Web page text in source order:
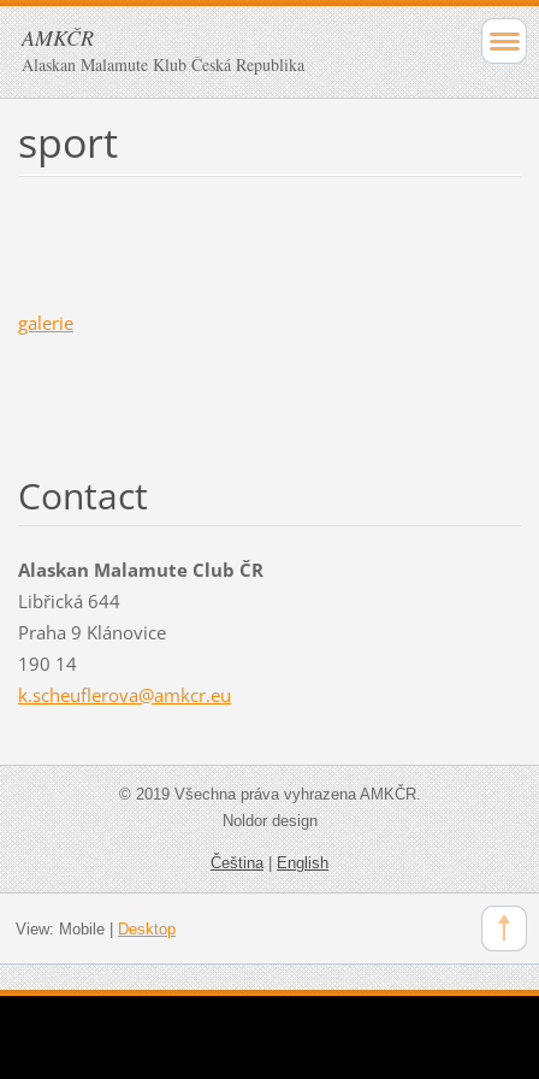
AMKČR
Alaskan Malamute Klub Česká Republika
sport
galerie
Contact
Alaskan Malamute Club ČR
Libřická 644
Praha 9 Klánovice
190 14
k.scheuflerova@amkcr.eu
© 2019 Všechna práva vyhrazena AMKČR.
Noldor design
Čeština|English
View: Mobile| Desktop